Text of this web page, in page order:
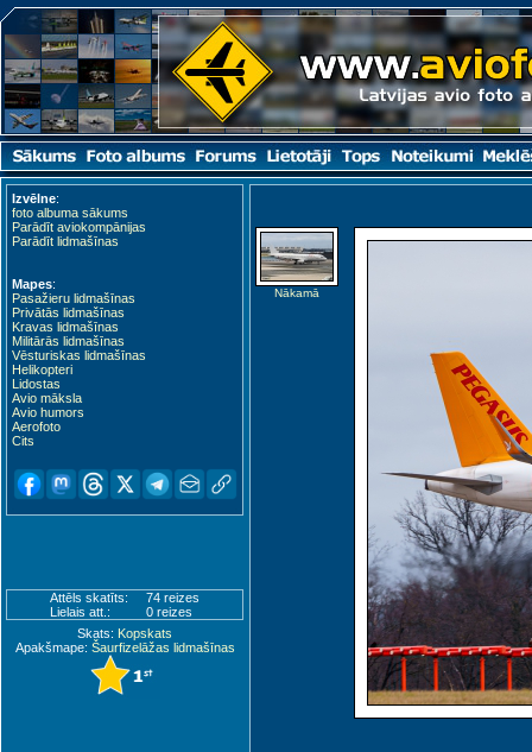
Izvēlne:
foto albuma sākums
Parādīt aviokompānijas
Parādīt lidmašīnas
Mapes:
Pasažieru lidmašīnas
Privātās lidmašīnas
Kravas lidmašīnas
Militārās lidmašīnas
Vēsturiskas lidmašīnas
Helikopteri
Lidostas
Avio māksla
Avio humors
Aerofoto
Cits
Attēls skatīts:
74 reizes
Lielais att.:
0 reizes
Skats: Kopskats
Apakšmape: Šaurfizelāžas lidmašīnas
Nākamā